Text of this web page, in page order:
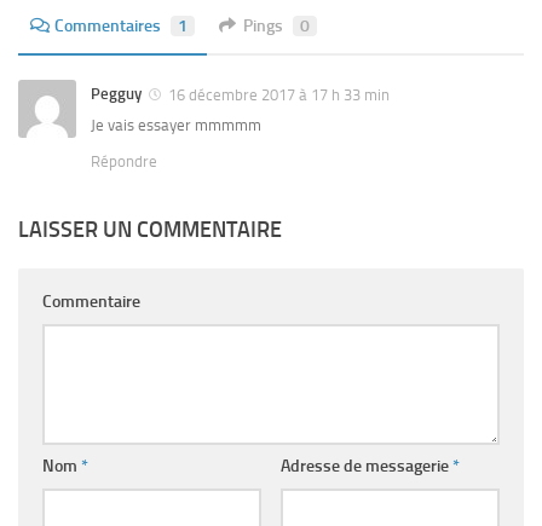
Commentaires 1 Pings 0
Pegguy
16 décembre 2017 à 17 h 33 min
Je vais essayer mmmmm
Répondre
LAISSER UN COMMENTAIRE
Commentaire
Nom * Adresse de messagerie*